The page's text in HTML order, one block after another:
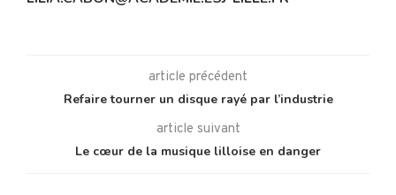
article précédent
Refaire tourner un disque rayé par l’industrie
article suivant
Le cœur de la musique lilloise en danger